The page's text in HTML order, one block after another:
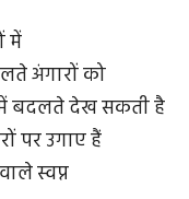
में
अंगारों को
बदलते देख सकती है
पर उगाए हैं
स्वप्न